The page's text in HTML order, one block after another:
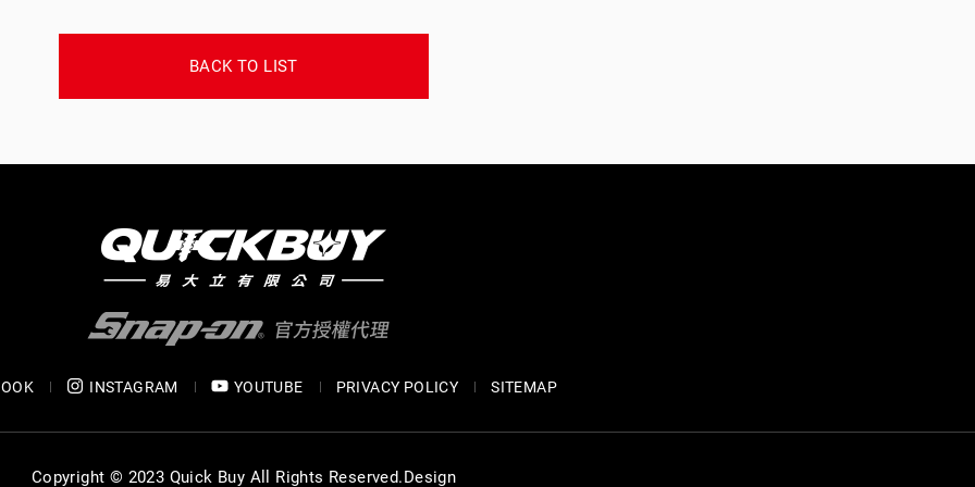
BACK TO LIST
INSTAGRAM YOUTUBE PRIVACY POLICY SITEMAP
Copyright © 2023 Quick Buy All Rights Reserved.Design